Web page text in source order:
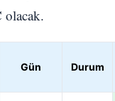
olacak.
Gün Durum